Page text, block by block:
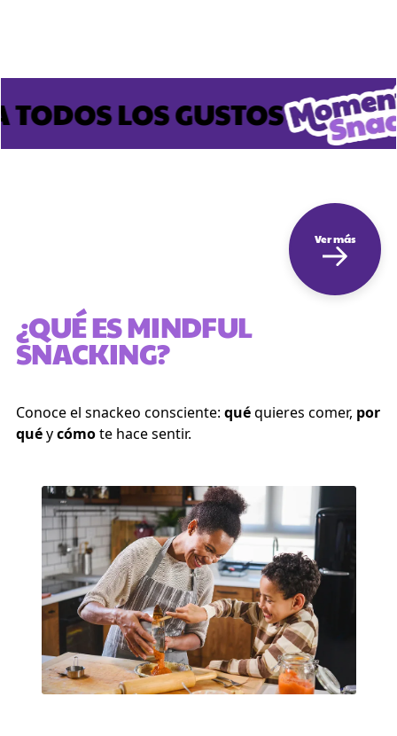
LOS GUSTOS
Ver más
¿QUÉ ES MINDFUL
SNACKING?
Conoce el snackeo consciente: quéquieres comer, por
quéycómote hace sentir.